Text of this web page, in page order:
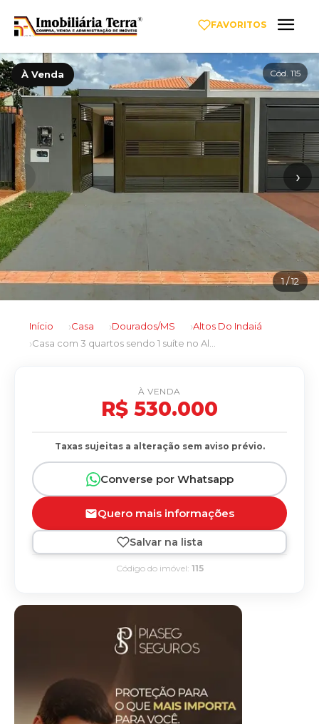
FAVORITOS
À Venda Cód. 115
‹ ›
1 / 12
Início Casa Dourados/MS
Altos Do Indaiá
À VENDA
R$ 530.000
Taxas sujeitas a alteração sem aviso prévio.
Converse por Whatsapp
Quero mais informações
Salvar na lista
Código do imóvel: 115